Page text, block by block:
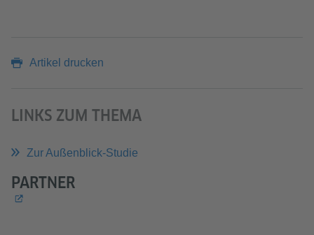
Artikel drucken
LINKS ZUM THEMA
Zur Außenblick-Studie
PARTNER